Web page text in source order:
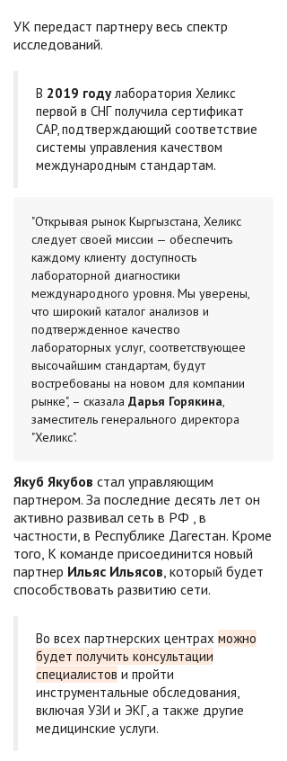
УК передаст партнеру весь спектр
исследований.
В 2019 годулаборатория Хеликс
первой в СНГ получила сертификат
CAP, подтверждающий соответствие
системы управления качеством
международным стандартам.
"Открывая рынок Кыргызстана, Хеликс
следует своей миссии — обеспечить
каждому клиенту доступность
лабораторной диагностики
международного уровня. Мы уверены,
что широкий каталог анализов и
подтвержденное качество
лабораторных услуг, соответствующее
высочайшим стандартам, будут
востребованы на новом для компании
рынке", – сказала Дарья Горякина,
заместитель генерального директора
"Хеликс".
Якуб Якубов стал управляющим
партнером. За последние десять лет он
активно развивал сеть в РФ , в
частности, в Республике Дагестан. Кроме
того, К команде присоединится новый
партнер Ильяс Ильясов, который будет
способствовать развитию сети.
Во всех партнерских центрах можно
будет получить консультации
специалистов и пройти
инструментальные обследования,
включая УЗИ и ЭКГ, а также другие
медицинские услуги.